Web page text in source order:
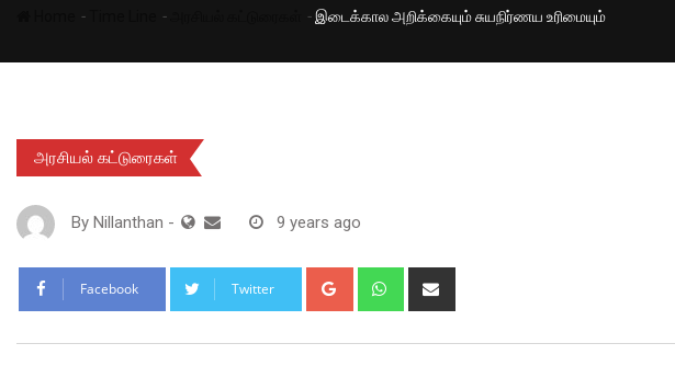
- - -இடைக்கால அறிக்கையும் சுயநிர்ணய உரிமையும்
அரசியல் கட்டுரைகள்
By Nillanthan - 9 years ago
Facebook Twitter Google+ Whatsapp